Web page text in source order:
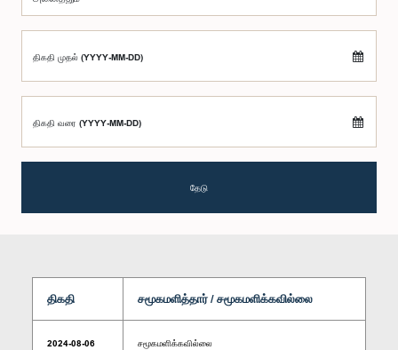
திகதி முதல் (YYYY-MM-DD)
திகதி வரை (YYYY-MM-DD)
தேடு
திகதி சமூகமளித்தார் / சமூகமளிக்கவில்லை
2024-08-06 சமூகமளிக்கவில்லை